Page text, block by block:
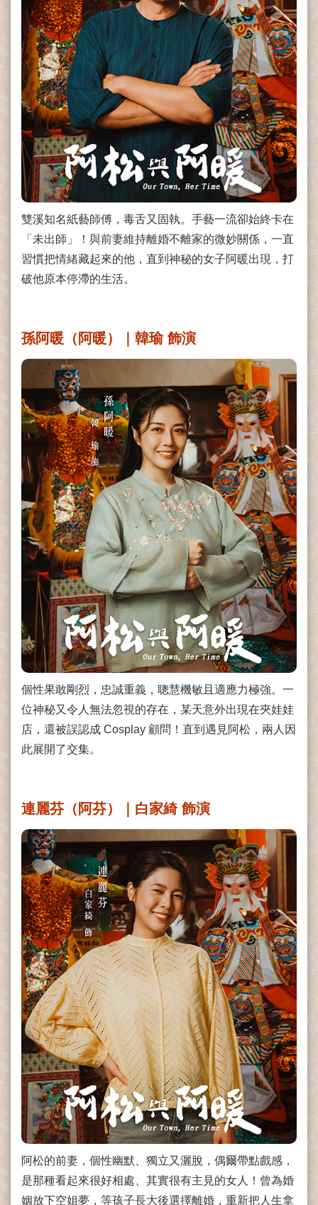
雙溪知名紙藝師傅，毒舌又固執。手藝一流卻始終卡在
「未出師」！與前妻維持離婚不離家的微妙關係，一直
習慣把情緒藏起來的他，直到神秘的女子阿暖出現，打
破他原本停滯的生活。
孫阿暖（阿暖）｜韓瑜 飾演
個性果敢剛烈，忠誠重義，聰慧機敏且適應力極強。一
位神秘又令人無法忽視的存在，某天意外出現在夾娃娃
店，還被誤認成 Cosplay 顧問！直到遇見阿松，兩人因
此展開了交集。
連麗芬（阿芬）｜白家綺 飾演
阿松的前妻，個性幽默、獨立又灑脫，偶爾帶點戲感，
是那種看起來很好相處、其實很有主見的女人！曾為婚
姻放下空姐夢，等孩子長大後選擇離婚，重新把人生拿